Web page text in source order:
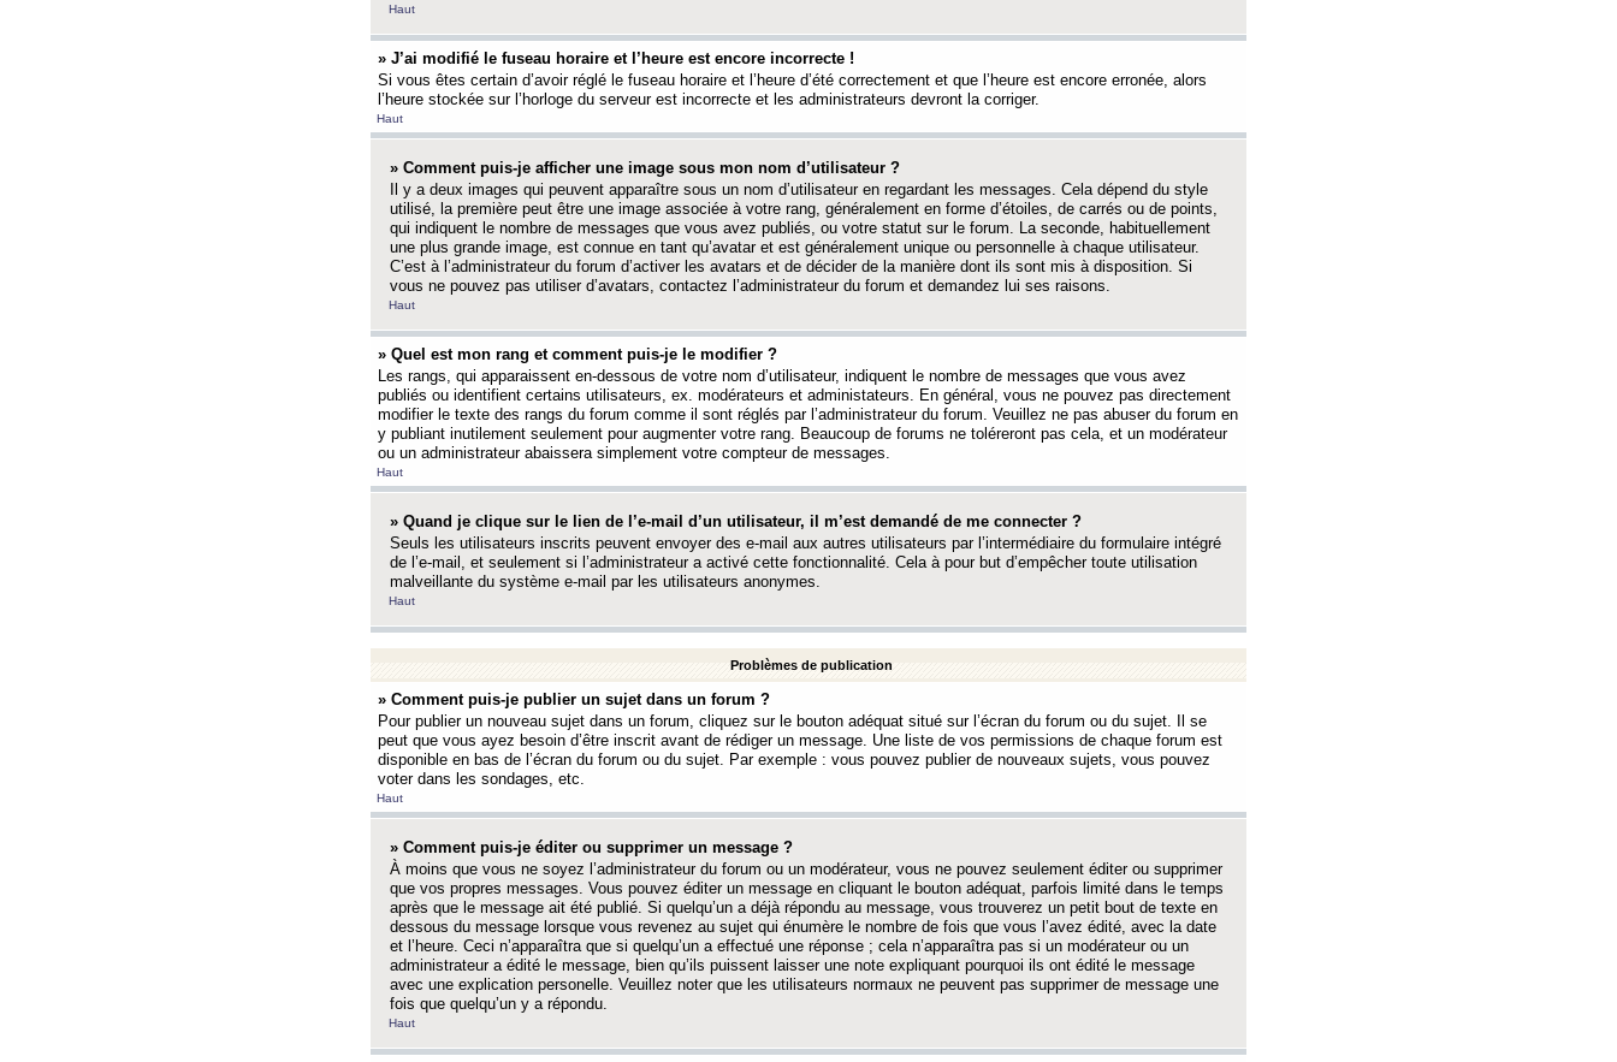
Haut
» J’ai modifié le fuseau horaire et l’heure est encore incorrecte !
Si vous êtes certain d’avoir réglé le fuseau horaire et l’heure d’été correctement et que l’heure est encore erronée, alors
l’heure stockée sur l’horloge du serveur est incorrecte et les administrateurs devront la corriger.
Haut
» Comment puis-je afficher une image sous mon nom d’utilisateur ?
Il y a deux images qui peuvent apparaître sous un nom d’utilisateur en regardant les messages. Cela dépend du style
utilisé, la première peut être une image associée à votre rang, généralement en forme d’étoiles, de carrés ou de points,
qui indiquent le nombre de messages que vous avez publiés, ou votre statut sur le forum. La seconde, habituellement
une plus grande image, est connue en tant qu’avatar et est généralement unique ou personnelle à chaque utilisateur.
C’est à l’administrateur du forum d’activer les avatars et de décider de la manière dont ils sont mis à disposition. Si
vous ne pouvez pas utiliser d’avatars, contactez l’administrateur du forum et demandez lui ses raisons.
Haut
» Quel est mon rang et comment puis-je le modifier ?
Les rangs, qui apparaissent en-dessous de votre nom d’utilisateur, indiquent le nombre de messages que vous avez
publiés ou identifient certains utilisateurs, ex. modérateurs et administateurs. En général, vous ne pouvez pas directement
modifier le texte des rangs du forum comme il sont réglés par l’administrateur du forum. Veuillez ne pas abuser du forum en
y publiant inutilement seulement pour augmenter votre rang. Beaucoup de forums ne toléreront pas cela, et un modérateur
ou un administrateur abaissera simplement votre compteur de messages.
Haut
» Quand je clique sur le lien de l’e-mail d’un utilisateur, il m’est demandé de me connecter ?
Seuls les utilisateurs inscrits peuvent envoyer des e-mail aux autres utilisateurs par l’intermédiaire du formulaire intégré
de l’e-mail, et seulement si l’administrateur a activé cette fonctionnalité. Cela à pour but d’empêcher toute utilisation
malveillante du système e-mail par les utilisateurs anonymes.
Haut
Problèmes de publication
» Comment puis-je publier un sujet dans un forum ?
Pour publier un nouveau sujet dans un forum, cliquez sur le bouton adéquat situé sur l’écran du forum ou du sujet. Il se
peut que vous ayez besoin d’être inscrit avant de rédiger un message. Une liste de vos permissions de chaque forum est
disponible en bas de l’écran du forum ou du sujet. Par exemple : vous pouvez publier de nouveaux sujets, vous pouvez
voter dans les sondages, etc.
Haut
» Comment puis-je éditer ou supprimer un message ?
À moins que vous ne soyez l’administrateur du forum ou un modérateur, vous ne pouvez seulement éditer ou supprimer
que vos propres messages. Vous pouvez éditer un message en cliquant le bouton adéquat, parfois limité dans le temps
après que le message ait été publié. Si quelqu’un a déjà répondu au message, vous trouverez un petit bout de texte en
dessous du message lorsque vous revenez au sujet qui énumère le nombre de fois que vous l’avez édité, avec la date
et l’heure. Ceci n’apparaîtra que si quelqu’un a effectué une réponse ; cela n’apparaîtra pas si un modérateur ou un
administrateur a édité le message, bien qu’ils puissent laisser une note expliquant pourquoi ils ont édité le message
avec une explication personelle. Veuillez noter que les utilisateurs normaux ne peuvent pas supprimer de message une
fois que quelqu’un y a répondu.
Haut